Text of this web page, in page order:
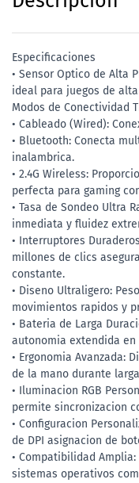
Especificaciones
• Sensor Optico de Alta
ideal para juegos de
Modos de Conectividad
• Cableado (Wired):
• Bluetooth: Conecta
inalambrica.
• 2.4G Wireless:
perfecta para gaming
• Tasa de Sondeo Ultra
inmediata y fluidez
• Interruptores
millones de clics
constante.
• Diseno Ultraligero:
movimientos rapidos y
• Bateria de Larga
autonomia extendida
• Ergonomia Avanzada:
de la mano durante
• Iluminacion RGB
permite sincronizacion
• Configuracion
de DPI asignacion de
• Compatibilidad
sistemas operativos